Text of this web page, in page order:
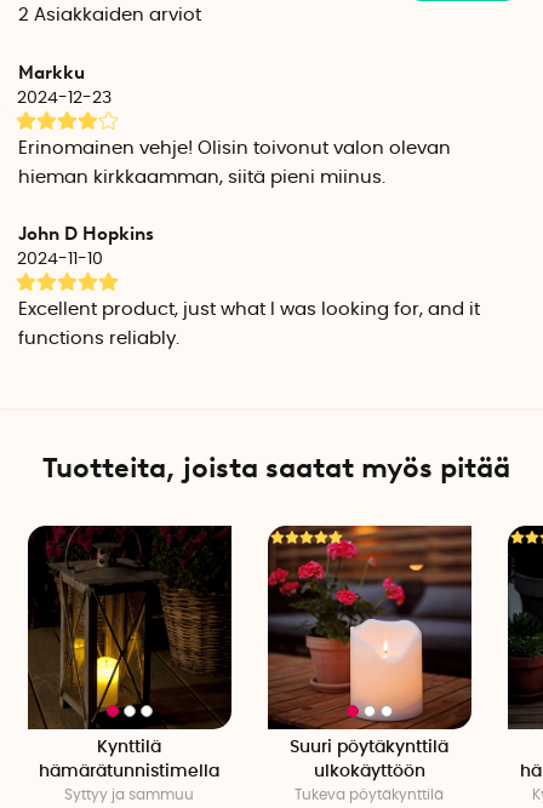
Lyhty on helppo muuntaa hautalyhdyksi irrottamalla
Huom! Paristot ostetaan erikseen.
Syvyys: 16 cm
Vedenkestävyys: IP44
2 Asiakkaiden arviot
Markku
2024-12-23
Erinomainen vehje! Olisin toivonut valon olevan
hieman kirkkaamman, siitä pieni miinus.
John D Hopkins
2024-11-10
Excellent product, just what I was looking for, and it
functions reliably.
Tuotteita, joista saatat myös pitää
Kynttilä
hämärätunnistimella
Syttyy ja sammuu
Suuri pöytäkynttilä
ulkokäyttöön
Tukeva pöytäkynttilä